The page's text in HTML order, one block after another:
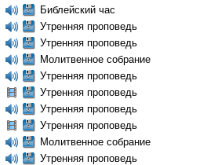
Библейский час
Утренняя проповедь
Утренняя проповедь
Молитвенное собрание
Утренняя проповедь
Утренняя проповедь
Утренняя проповедь
Утренняя проповедь
Молитвенное собрание
Утренняя проповедь